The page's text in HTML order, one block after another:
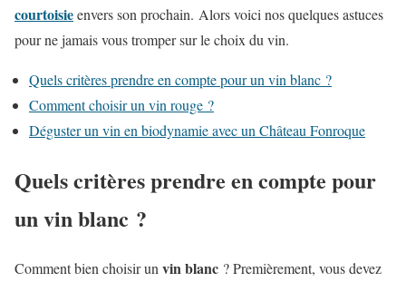
courtoisieenvers son prochain. Alors voici nos quelques astuces
pour ne jamais vous tromper sur le choix du vin.
Quels critères prendre en compte pour un vin blanc ?
Comment choisir un vin rouge ?
Déguster un vin en biodynamie avec un Château Fonroque
Quels critères prendre en compte pour
un vin blanc ?
Comment bien choisir unvin blanc ? Premièrement, vous devez